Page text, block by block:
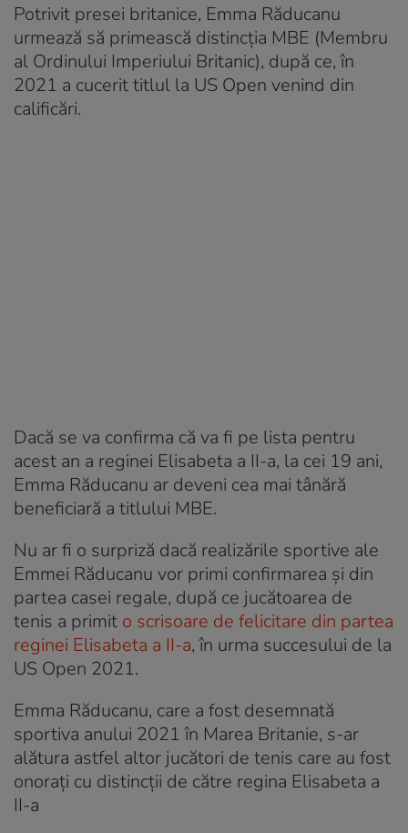
Potrivit presei britanice, Emma Răducanu
urmează să primească distincția MBE (Membru
al Ordinului Imperiului Britanic), după ce, în
2021 a cucerit titlul la US Open venind din
calificări.
Dacă se va confirma că va fi pe lista pentru
acest an a reginei Elisabeta a II-a, la cei 19 ani,
Emma Răducanu ar deveni cea mai tânără
beneficiară a titlului MBE.
Nu ar fi o surpriză dacă realizările sportive ale
Emmei Răducanu vor primi confirmarea și din
partea casei regale, după ce jucătoarea de
tenis a primit o scrisoare de felicitare din partea
reginei Elisabeta a II-a, în urma succesului de la
US Open 2021.
Emma Răducanu, care a fost desemnată
sportiva anului 2021 în Marea Britanie, s-ar
alătura astfel altor jucători de tenis care au fost
onorați cu distincții de către regina Elisabeta a
II-a